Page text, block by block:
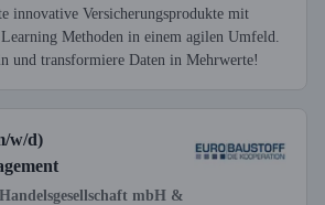
innovative Versicherungsprodukte mit
Methoden in einem agilen Umfeld.
und transformiere Daten in Mehrwerte!
w/d)
mbH &